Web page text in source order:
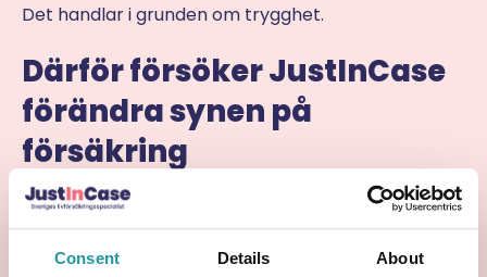
Consent Details About
Det handlar i grunden om trygghet.
Därför försöker JustInCase
förändra synen på
försäkring
JustInCasevill få fler svenskar att börja tänka
annorlunda kring vad trygghet egentligen betyder.